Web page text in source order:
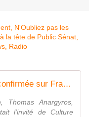
"Dix pour cent" : Une saison 5 confirmée sur France 2
Thomas Anargyros,
l'invité de Culture